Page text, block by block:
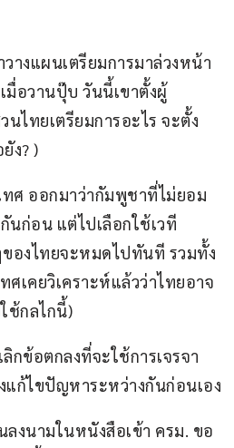
างแผนเตรียมการมาล่วงหน้า
มื่อวานปุ๊บ วันนี้เขาตั้งผู้
ไทยเตรียมการอะไร จะตั้ง
ง? )
ทศ ออกมาว่ากัมพูชาที่ไม่ยอม
นก่อน แต่ไปเลือกใช้เวที
ของไทยจะหมดไปทันที รวมทั้ง
เคยวิเคราะห์แล้วว่าไทยอาจ
ช้กลไกนี้)
กข้อตกลงที่จะใช้การเจรจา
ก้ไขปัญหาระหว่างกันก่อนเอง
งนามในหนังสือเข้า ครม. ขอ